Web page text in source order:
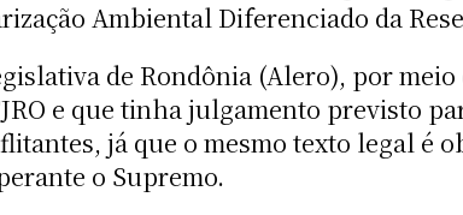
Ambiental Diferenciado da
de Rondônia (Alero), por
e que tinha julgamento previsto
já que o mesmo texto legal é
o Supremo.